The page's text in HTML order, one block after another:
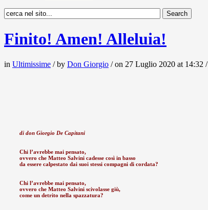
Finito! Amen! Alleluia!
in Ultimissime / by Don Giorgio / on 27 Luglio 2020 at 14:32 /
di don Giorgio De Capitani
Chi l’avrebbe mai pensato,
ovvero che Matteo Salvini cadesse così in basso
da essere calpestato dai suoi stessi compagni di cordata?
Chi l’avrebbe mai pensato,
ovvero che Matteo Salvini scivolasse giù,
come un detrito nella spazzatura?